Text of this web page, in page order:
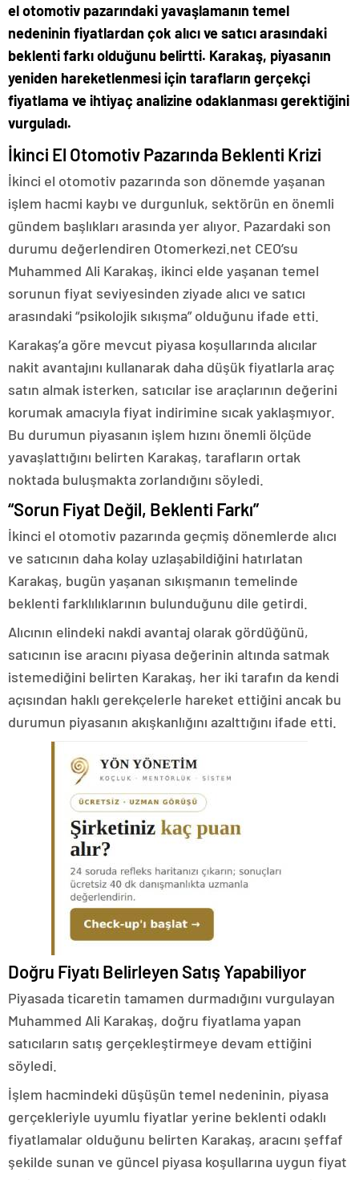
el otomotiv pazarındaki yavaşlamanın temel
nedeninin fiyatlardan çok alıcı ve satıcı arasındaki
beklenti farkı olduğunu belirtti. Karakaş, piyasanın
yeniden hareketlenmesi için tarafların gerçekçi
fiyatlama ve ihtiyaç analizine odaklanması gerektiğini
vurguladı.
İkinci El Otomotiv Pazarında Beklenti Krizi
İkinci el otomotiv pazarında son dönemde yaşanan
işlem hacmi kaybı ve durgunluk, sektörün en önemli
gündem başlıkları arasında yer alıyor. Pazardaki son
durumu değerlendiren Otomerkezi.net CEO’su
Muhammed Ali Karakaş, ikinci elde yaşanan temel
sorunun fiyat seviyesinden ziyade alıcı ve satıcı
arasındaki “psikolojik sıkışma” olduğunu ifade etti.
Karakaş’a göre mevcut piyasa koşullarında alıcılar
nakit avantajını kullanarak daha düşük fiyatlarla araç
satın almak isterken, satıcılar ise araçlarının değerini
korumak amacıyla fiyat indirimine sıcak yaklaşmıyor.
Bu durumun piyasanın işlem hızını önemli ölçüde
yavaşlattığını belirten Karakaş, tarafların ortak
noktada buluşmakta zorlandığını söyledi.
“Sorun Fiyat Değil, Beklenti Farkı”
İkinci el otomotiv pazarında geçmiş dönemlerde alıcı
ve satıcının daha kolay uzlaşabildiğini hatırlatan
Karakaş, bugün yaşanan sıkışmanın temelinde
beklenti farklılıklarının bulunduğunu dile getirdi.
Alıcının elindeki nakdi avantaj olarak gördüğünü,
satıcının ise aracını piyasa değerinin altında satmak
istemediğini belirten Karakaş, her iki tarafın da kendi
açısından haklı gerekçelerle hareket ettiğini ancak bu
durumun piyasanın akışkanlığını azalttığını ifade etti.
Doğru Fiyatı Belirleyen Satış Yapabiliyor
Piyasada ticaretin tamamen durmadığını vurgulayan
Muhammed Ali Karakaş, doğru fiyatlama yapan
satıcıların satış gerçekleştirmeye devam ettiğini
söyledi.
İşlem hacmindeki düşüşün temel nedeninin, piyasa
gerçekleriyle uyumlu fiyatlar yerine beklenti odaklı
fiyatlamalar olduğunu belirten Karakaş, aracını şeffaf
şekilde sunan ve güncel piyasa koşullarına uygun fiyat